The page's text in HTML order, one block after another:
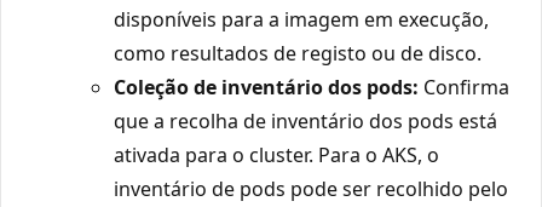
disponíveis para a imagem em execução,
como resultados de registo ou de disco.
Coleção de inventário dos pods: Confirma
que a recolha de inventário dos pods está
ativada para o cluster. Para o AKS, o
inventário de pods pode ser recolhido pelo